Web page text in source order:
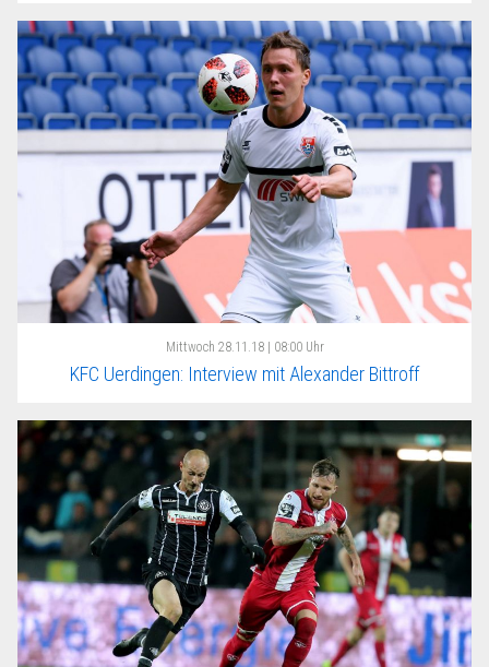
Mittwoch 28.11.18 | 08:00 Uhr
KFC Uerdingen: Interview mit Alexander Bittroff